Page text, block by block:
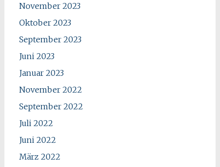
November 2023
Oktober 2023
September 2023
Juni 2023
Januar 2023
November 2022
September 2022
Juli 2022
Juni 2022
März 2022